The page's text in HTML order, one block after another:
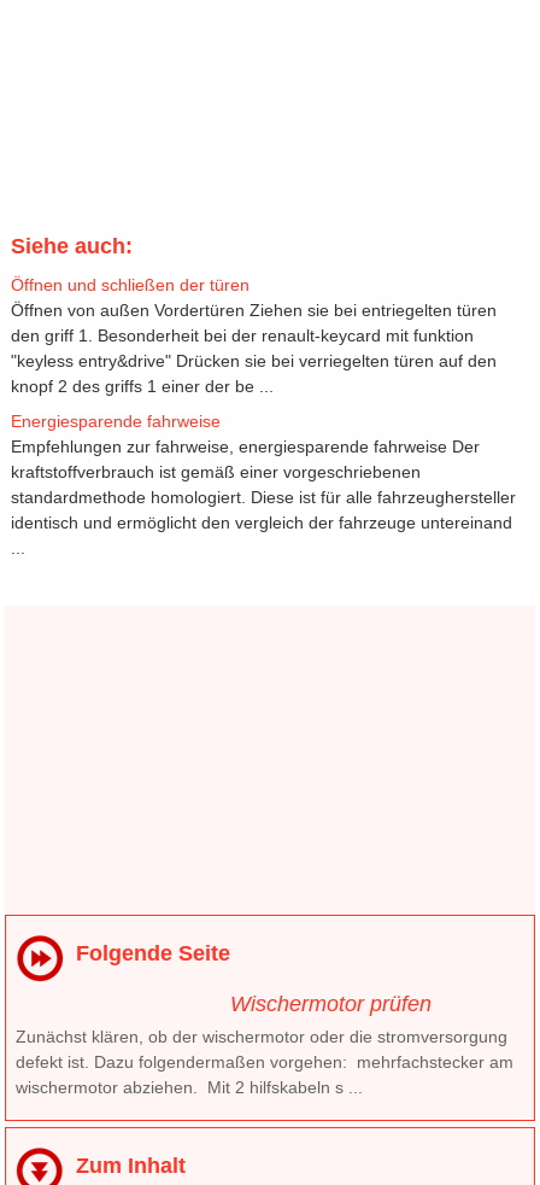
Siehe auch:
Öffnen und schließen der türen
Öffnen von außen Vordertüren Ziehen sie bei entriegelten türen
den griff 1. Besonderheit bei der renault-keycard mit funktion
"keyless entry&drive" Drücken sie bei verriegelten türen auf den
knopf 2 des griffs 1 einer der be ...
Energiesparende fahrweise
Empfehlungen zur fahrweise, energiesparende fahrweise Der
kraftstoffverbrauch ist gemäß einer vorgeschriebenen
standardmethode homologiert. Diese ist für alle fahrzeughersteller
identisch und ermöglicht den vergleich der fahrzeuge untereinand
Folgende Seite
Wischermotor prüfen
Zunächst klären, ob der wischermotor oder die stromversorgung
defekt ist. Dazu folgendermaßen vorgehen: mehrfachstecker am
wischermotor abziehen. Mit 2 hilfskabeln s ...
Zum Inhalt